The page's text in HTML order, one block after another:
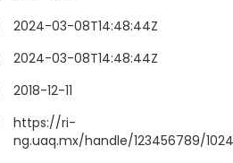
2024-03-08T14:48:44Z
2024-03-08T14:48:44Z
2018-12-11
https://ri-
ng.uaq.mx/handle/123456789/